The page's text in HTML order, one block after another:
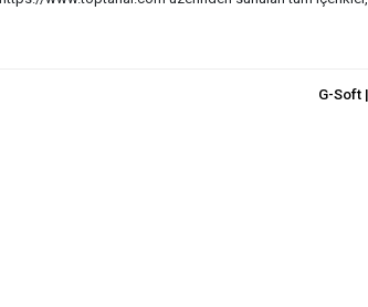
G-Soft